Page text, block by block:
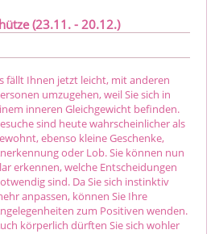
(23.11. - 20.12.)
fällt Ihnen jetzt leicht, mit anderen
umzugehen, weil Sie sich in
inneren Gleichgewicht befinden.
sind heute wahrscheinlicher als
ebenso kleine Geschenke,
oder Lob. Sie können nun
erkennen, welche Entscheidungen
sind. Da Sie sich instinktiv
anpassen, können Sie Ihre
zum Positiven wenden.
körperlich dürften Sie sich wohler